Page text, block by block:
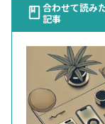
合わせて読み
記事